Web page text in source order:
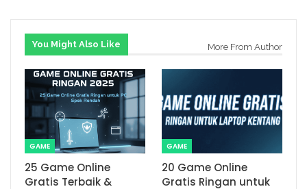
You Might Also Like More From Author
GAME
25 Game Online
Gratis Terbaik &
GAME
20 Game Online
Gratis Ringan untuk